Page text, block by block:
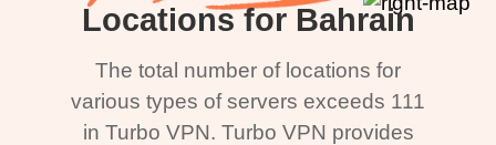
Locations for Bahrain
The total number of locations for
various types of servers exceeds 111
in Turbo VPN. Turbo VPN provides